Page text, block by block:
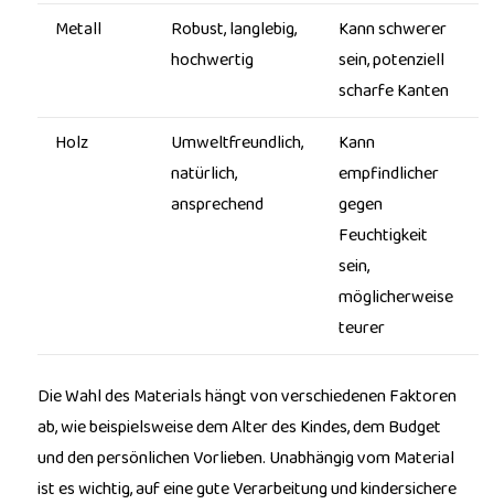
Metall
Robust, langlebig,
hochwertig
Kann schwerer
sein, potenziell
scharfe Kanten
Holz
Umweltfreundlich,
natürlich,
ansprechend
Kann
empfindlicher
gegen
Feuchtigkeit
sein,
möglicherweise
teurer
Die Wahl des Materials hängt von verschiedenen Faktoren
ab, wie beispielsweise dem Alter des Kindes, dem Budget
und den persönlichen Vorlieben. Unabhängig vom Material
ist es wichtig, auf eine gute Verarbeitung und kindersichere